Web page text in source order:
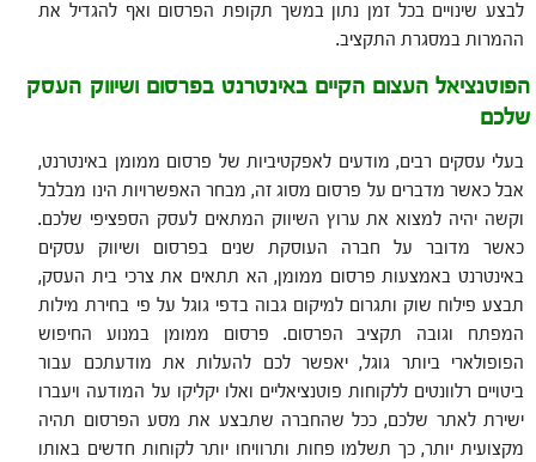
לבצע שינויים בכל זמן נתון במשך תקופת הפרסום ואף להגדיל את
ההמרות במסגרת התקציב.
הפוטנציאל העצום הקיים באינטרנט בפרסום ושיווק העסק
שלכם
בעלי עסקים רבים, מודעים לאפקטיביות של פרסום ממומן באינטרנט,
אבל כאשר מדברים על פרסום מסוג זה, מבחר האפשרויות הינו מבלבל
וקשה יהיה למצוא את ערוץ השיווק המתאים לעסק הספציפי שלכם.
כאשר מדובר על חברה העוסקת שנים בפרסום ושיווק עסקים
באינטרנט באמצעות פרסום ממומן, הא תתאים את צרכי בית העסק,
תבצע פילוח שוק ותגרום למיקום גבוה בדפי גוגל על פי בחירת מילות
המפתח וגובה תקציב הפרסום. פרסום ממומן במנוע החיפוש
הפופולארי ביותר גוגל, יאפשר לכם להעלות את מודעתכם עבור
ביטויים רלוונטים ללקוחות פוטנציאליים ואלו יקליקו על המודעה ויעברו
ישירת לאתר שלכם, ככל שהחברה שתבצע את מסע הפרסום תהיה
מקצועית יותר, כך תשלמו פחות ותרוויחו יותר לקוחות חדשים באותו